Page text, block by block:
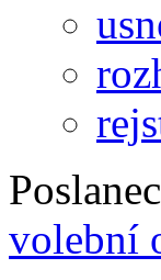
volební